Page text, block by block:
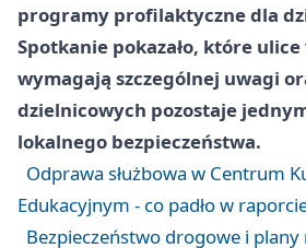
programy profilaktyczne dla
Spotkanie pokazało, które
wymagają szczególnej uwagi
dzielnicowych pozostaje
lokalnego bezpieczeństwa.
Odprawa służbowa w Centrum
Edukacyjnym - co padło w
Bezpieczeństwo drogowe i plany